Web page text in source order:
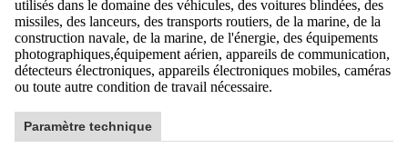
utilisés dans le domaine des véhicules, des voitures blindées, des
missiles, des lanceurs, des transports routiers, de la marine, de la
construction navale, de la marine, de l'énergie, des équipements
photographiques,équipement aérien, appareils de communication,
détecteurs électroniques, appareils électroniques mobiles, caméras
ou toute autre condition de travail nécessaire.
Paramètre technique